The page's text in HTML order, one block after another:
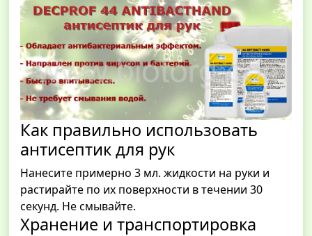
Как правильно использовать
антисептик для рук
Нанесите примерно 3 мл. жидкости на руки и
растирайте по их поверхности в течении 30
секунд. Не смывайте.
Хранение и транспортировка